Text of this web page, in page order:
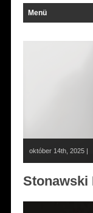
október 14th, 2025 |
Stonawski